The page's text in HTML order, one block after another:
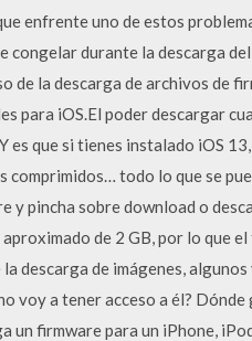
enfrente uno de estos
congelar durante la descarga
de la descarga de archivos de
para iOS.El poder descargar
es que si tienes instalado iOS
comprimidos… todo lo que se
y pincha sobre download o
de 2 GB, por lo que
descarga de imágenes,
voy a tener acceso a él?
un firmware para un iPhone,